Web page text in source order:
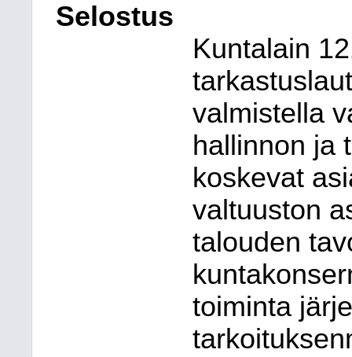
Selostus
Kuntalain
valmistella
hallinnon ja
koskevat
valtuuston
talouden
toiminta